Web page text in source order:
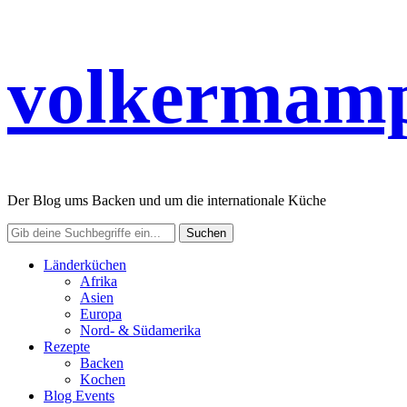
Der Blog ums Backen und um die internationale Küche
Länderküchen
Afrika
Asien
Europa
Nord- & Südamerika
Rezepte
Backen
Kochen
Blog Events